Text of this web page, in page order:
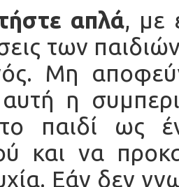
απλά, με
των
Μη
αυτή η
παιδί ως
και να
Εάν δεν